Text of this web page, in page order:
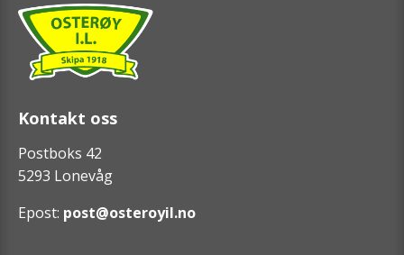
Kontakt oss
Postboks 42
5293 Lonevåg
Epost: post@osteroyil.no